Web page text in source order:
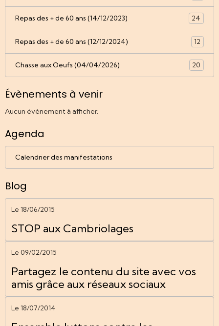
Repas des + de 60 ans (14/12/2023) 24
Repas des + de 60 ans (12/12/2024) 12
Chasse aux Oeufs (04/04/2026) 20
Évènements à venir
Aucun évènement à afficher.
Agenda
Calendrier des manifestations
Blog
Le 18/06/2015
STOP aux Cambriolages
Le 09/02/2015
Partagez le contenu du site avec vos
amis grâce aux réseaux sociaux
Le 18/07/2014